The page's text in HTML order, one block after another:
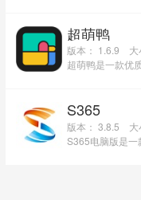
超萌鸭
版本： 1.6.9
S365
版本： 3.8.5